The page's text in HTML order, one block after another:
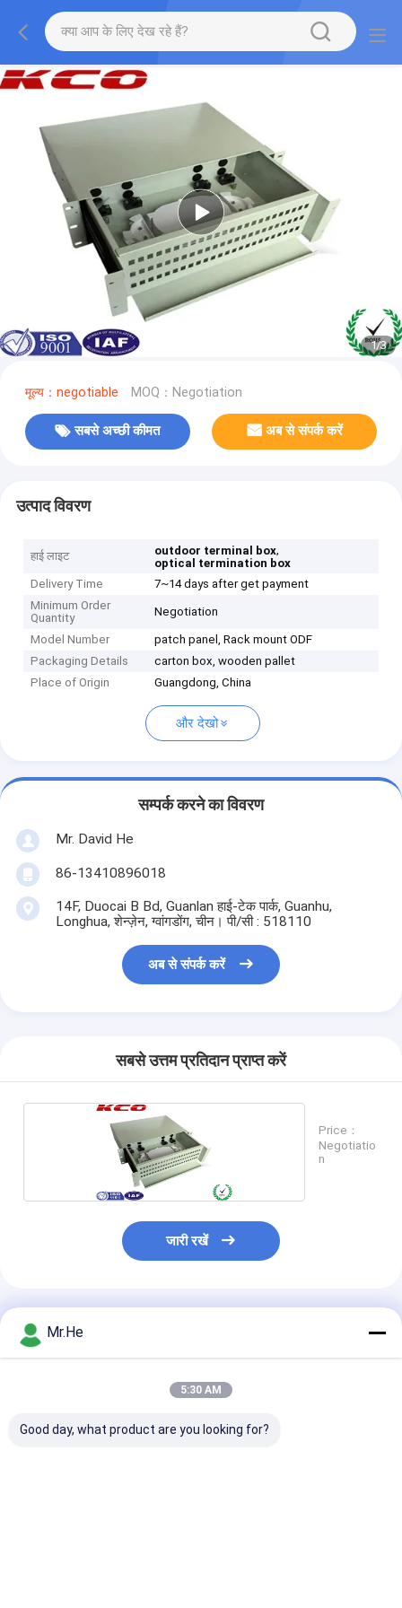
1/3
मूल्य：negotiable MOQ：Negotiation
सबसे अच्छी कीमत अब से संपर्क करें
उत्पाद विवरण
हाई लाइट outdoor terminal box,
optical termination box
Delivery Time
7~14 days after get payment
Minimum Order
Quantity
Negotiation
Model Number
patch panel, Rack mount ODF
Packaging Details
carton box, wooden pallet
Place of Origin
Guangdong, China
और देखो
सम्पर्क करने का विवरण
Mr. David He
86-13410896018
14F, Duocai B Bd, Guanlan हाई-टेक पार्क, Guanhu,
Longhua, शेन्ज़ेन, ग्वांगडोंग, चीन। पी/सी : 518110
अब से संपर्क करें
सबसे उत्तम प्रतिदान प्राप्त करें
Price：
Negotiatio
n
जारी रखें
अनुशंसित उत्पाद
Mr.He
5:30 AM
Good day, what product are you looking for?